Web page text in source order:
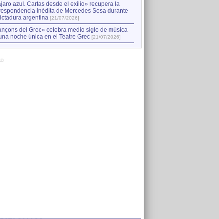
azul. Cartas desde el exilio» recupera la
inédita de Mercedes Sosa durante
argentina [21/07/2026]
del Grec» celebra medio siglo de música
noche única en el Teatre Grec [21/07/2026]